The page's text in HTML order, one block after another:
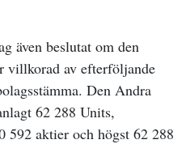
även beslutat om den
villkorad av efterföljande
Den Andra
62 288 Units,
592 aktier och högst 62 288